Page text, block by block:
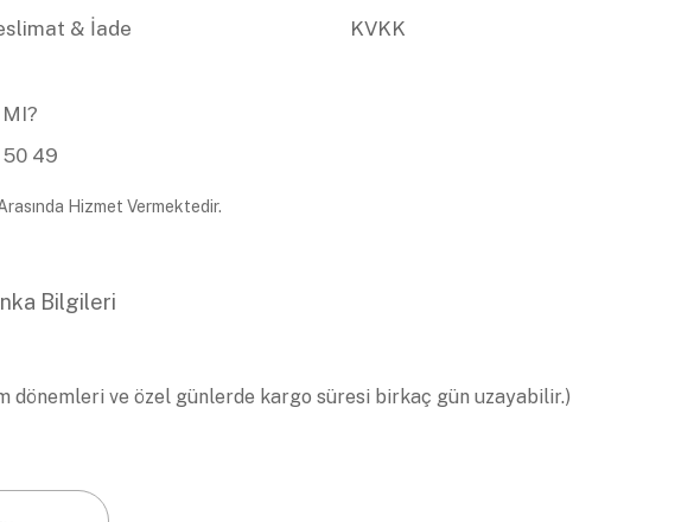
& İade KVKK
50 49
Hizmet Vermektedir.
Bilgileri
dönemleri ve özel günlerde kargo süresi birkaç gün uzayabilir.)